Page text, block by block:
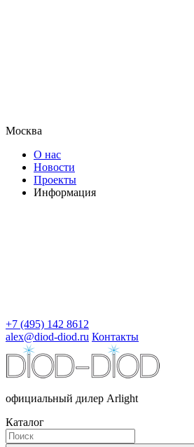
Москва
О нас
Новости
Проекты
Информация
+7 (495) 142 8612
alex@diod-diod.ru Контакты
официальный дилер Arlight
Каталог